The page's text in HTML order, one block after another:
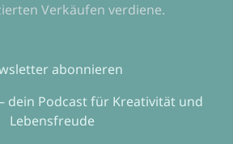
Verkäufen verdiene.
abonnieren
dein Podcast für Kreativität und
Lebensfreude